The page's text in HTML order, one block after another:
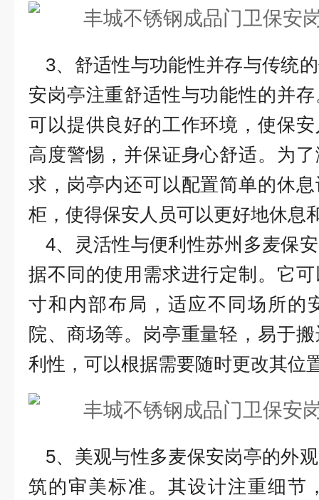
3、舒适性与功能性并存与传统
安岗亭注重舒适性与功能性的并
可以提供良好的工作环境，使保
高度警惕，并保证身心舒适。为
求，岗亭内还可以配置简单的休
柜，使得保安人员可以更好地休息
4、灵活性与便利性苏州多麦保
据不同的使用需求进行定制。它
寸和内部布局，适应不同场所的
院、商场等。岗亭重量轻，易于
利性，可以根据需要随时更改其位
5、美观与性多麦保安岗亭的外
筑的审美标准。其设计注重细节